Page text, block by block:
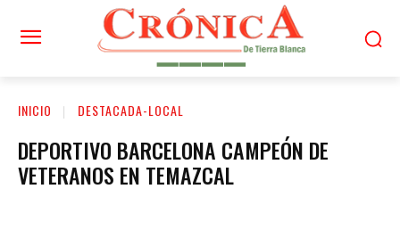
INICIO DESTACADA-LOCAL
DEPORTIVO BARCELONA CAMPEÓN DE
VETERANOS EN TEMAZCAL